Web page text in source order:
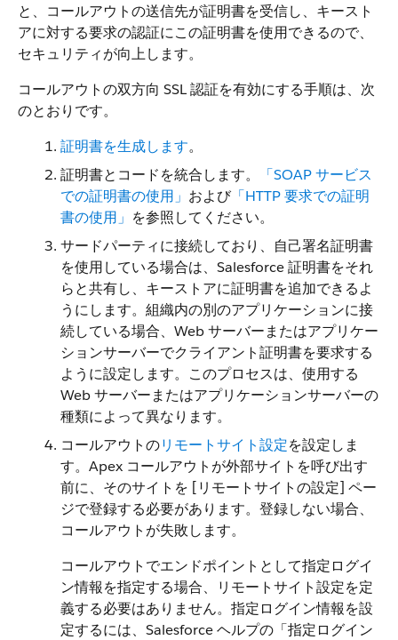
と、コールアウトの送信先が証明書を受信し、キースト
アに対する要求の認証にこの証明書を使用できるので、
セキュリティが向上します。
コールアウトの双方向 SSL 認証を有効にする手順は、次
のとおりです。
証明書を生成します。
証明書とコードを統合します。
「SOAP サービス
での証明書の使用」 および「HTTP 要求での証明
書の使用」 を参照してください。
サードパーティに接続しており、自己署名証明書
を使用している場合は、Salesforce 証明書をそれ
らと共有し、キーストアに証明書を追加できるよ
うにします。組織内の別のアプリケーションに接
続している場合、Web サーバーまたはアプリケー
ションサーバーでクライアント証明書を要求する
ように設定します。このプロセスは、使用する
Web サーバーまたはアプリケーションサーバーの
種類によって異なります。
コールアウトのリモートサイト設定を設定しま
す。Apex コールアウトが外部サイトを呼び出す
前に、そのサイトを [リモートサイトの設定] ペー
ジで登録する必要があります。登録しない場合、
コールアウトが失敗します。
コールアウトでエンドポイントとして指定ログイ
ン情報を指定する場合、リモートサイト設定を定
義する必要はありません。指定ログイン情報を設
定するには、Salesforce ヘルプの「指定ログイン